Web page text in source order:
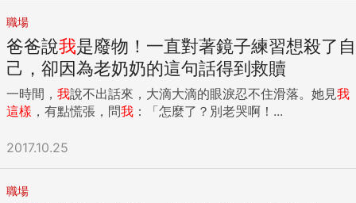
職場
爸爸說我是廢物！一直對著鏡子練習想殺了自
己，卻因為老奶奶的這句話得到救贖
一時間， 我說不出話來，大滴大滴的眼淚忍不住滑落。她見我
這樣 ，有點慌張，問我 ：「怎麼了？別老哭啊！...
2017.10.25
職場